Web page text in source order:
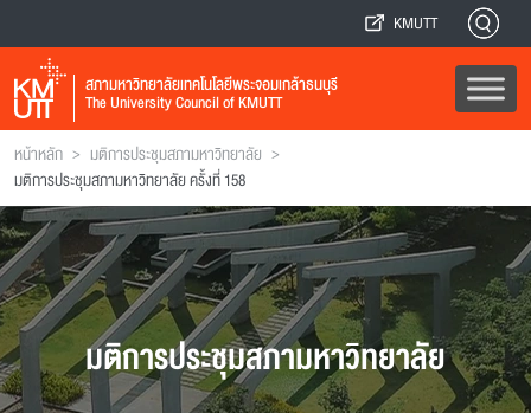
KMUTT
สภามหาวิทยาลัยเทคโนโลยีพระจอมเกล้าธนบุรี
The University Council of KMUTT
หน้าหลัก > มติการประชุมสภามหาวิทยาลัย >
มติการประชุมสภามหาวิทยาลัย ครั้งที่ 158
มติการประชุมสภามหาวิทยาลัย